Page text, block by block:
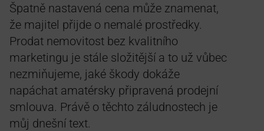
Špatně nastavená cena může znamenat,
že majitel přijde o nemalé prostředky.
Prodat nemovitost bez kvalitního
marketingu je stále složitější a to už vůbec
nezmiňujeme, jaké škody dokáže
napáchat amatérsky připravená prodejní
smlouva. Právě o těchto záludnostech je
můj dnešní text.